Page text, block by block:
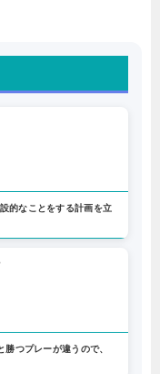
的なことをする計画を立
つプレーが違うので、